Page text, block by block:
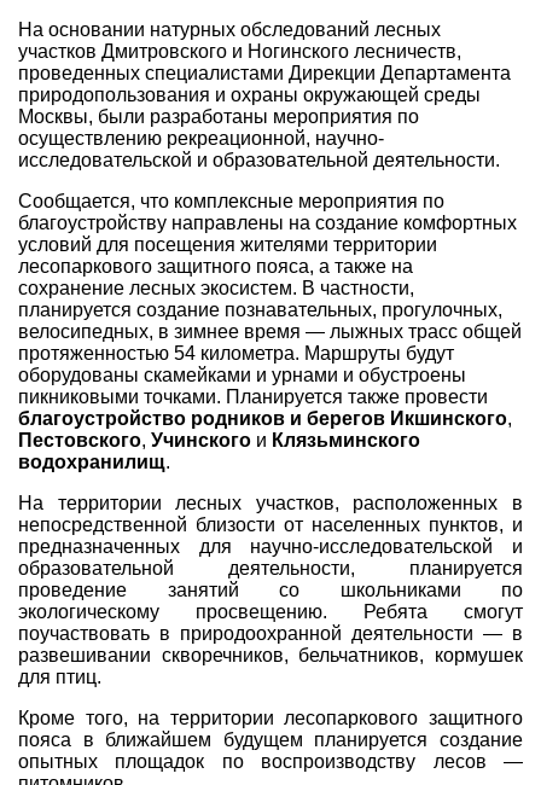
На основании натурных обследований лесных
участков Дмитровского и Ногинского лесничеств,
проведенных специалистами Дирекции Департамента
природопользования и охраны окружающей среды
Москвы, были разработаны мероприятия по
осуществлению рекреационной, научно-
исследовательской и образовательной деятельности.
Сообщается, что комплексные мероприятия по
благоустройству направлены на создание комфортных
условий для посещения жителями территории
лесопаркового защитного пояса, а также на
сохранение лесных экосистем. В частности,
планируется создание познавательных, прогулочных,
велосипедных, в зимнее время — лыжных трасс общей
протяженностью 54 километра. Маршруты будут
оборудованы скамейками и урнами и обустроены
пикниковыми точками. Планируется также провести
благоустройство родников и берегов Икшинского,
Пестовского, Учинского и Клязьминского
водохранилищ.
На территории лесных участков, расположенных в
непосредственной близости от населенных пунктов, и
предназначенных для научно-исследовательской и
образовательной деятельности, планируется
проведение занятий со школьниками по
экологическому просвещению. Ребята смогут
поучаствовать в природоохранной деятельности — в
развешивании скворечников, бельчатников, кормушек
для птиц.
Кроме того, на территории лесопаркового защитного
пояса в ближайшем будущем планируется создание
опытных площадок по воспроизводству лесов —